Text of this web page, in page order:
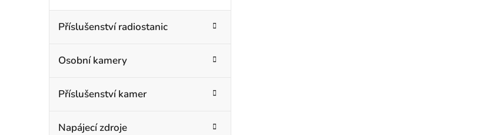
Příslušenství radiostanic
Osobní kamery
Příslušenství kamer
Napájecí zdroje